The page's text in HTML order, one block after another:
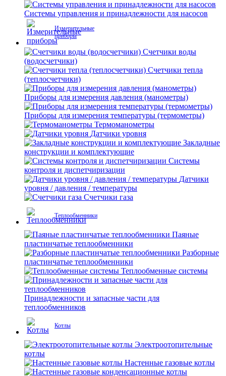
Системы управления и принадлежности для насосов
Измерительные
приборы
Счетчики воды
(водосчетчики)
Счетчики тепла
(теплосчетчики)
Приборы для измерения давления (манометры)
Приборы для измерения температуры (термометры)
Термоманометры
Датчики уровня
Закладные
конструкции и комплектующие
Системы
контроля и диспетчиризации
Датчики
уровня / давления / температуры
Счетчики газа
Теплообменники
Паяные
пластинчатые теплообменники
Разборные
пластинчатые теплообменники
Теплообменные системы
Принадлежности и запасные части для
теплообменников
Котлы
Электроотопительные
котлы
Настенные газовые котлы